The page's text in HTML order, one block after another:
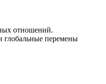
отношений.
глобальные перемены